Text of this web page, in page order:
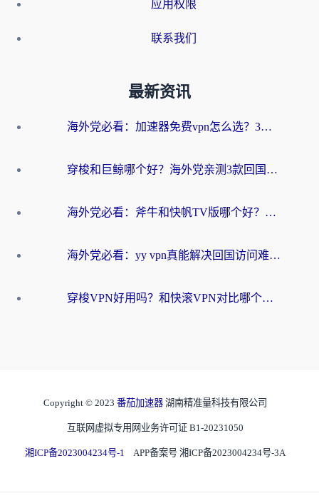
应用权限
联系我们
最新资讯
海外党必看：加速器免费vpn怎么选？3步教你无缝访问国内资源
穿梭和巨鲸哪个好？海外党亲测3款回国加速器，教你避开90%的坑
海外党必看：斧牛和快帆TV版哪个好？3分钟选对回国加速器，无缝刷B站、追热剧
海外党必看：yy vpn真能解决回国访问难题？附云极initap测评+免费方案对比
穿梭VPN好用吗？和快滚VPN对比哪个回国效果更好？海外党选回国加速器必看指南
Copyright © 2023 番茄加速器 湖南精准量科技有限公司
互联网虚拟专用网业务许可证 B1-20231050
湘ICP备2023004234号-1 APP备案号 湘ICP备2023004234号-3A